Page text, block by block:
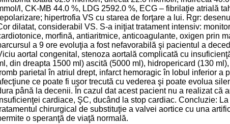
l, CK-MB 44.0 %, LDG 2592.0 %, ECG – fibrilaţie atrială
hipertrofia VS cu starea de forţare a lui. Rgr:
dilatat, considerabil VS. S-a iniţiat tratament intensiv:
morfină, antiaritmice, anticoagulante, oxigen prin
a 9 ore evoluţia a fost nefavorabilă şi pacientul a
aortal congenital, stenoza aortală complicată cu
din dreapta 1500 ml) ascită (5000 ml), hidropericard (130
parietal în atriul drept, infarct hemoragic în lobul inferior a
ce poate fi uşor trecută cu vederea şi poate evolua
până la decenii. În cazul dat acest pacient nu a realizat că
cardiace, ŞC, ducând la stop cardiac. Concluzie:
chirurgical de substituţie a valvei aortice cu una
o speranţă de viaţă normală.